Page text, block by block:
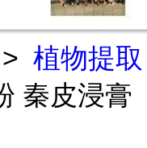
> 植物提取
秦皮浸膏